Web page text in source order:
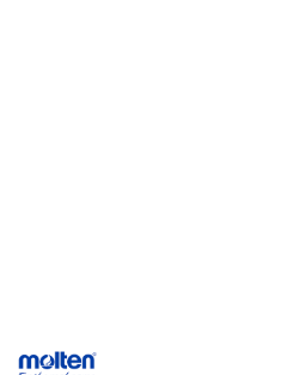
NAZWA
PRODUCENTA: